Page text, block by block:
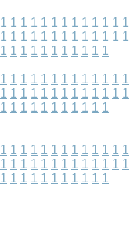
1 1 1 1 1 1 1 1 1 1 1 1 1
1 1 1 1 1 1 1 1 1 1 1 1 1
1 1 1 1 1 1 1 1 1 1 1
1 1 1 1 1 1 1 1 1 1 1 1 1
1 1 1 1 1 1 1 1 1 1 1 1 1
1 1 1 1 1 1 1 1 1 1 1
1 1 1 1 1 1 1 1 1 1 1 1 1
1 1 1 1 1 1 1 1 1 1 1 1 1
1 1 1 1 1 1 1 1 1 1 1